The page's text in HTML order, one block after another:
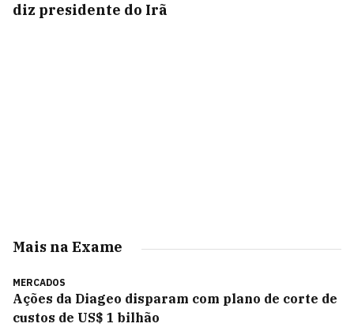
diz presidente do Irã
Mais na Exame
MERCADOS
Ações da Diageo disparam com plano de corte de
custos de US$ 1 bilhão